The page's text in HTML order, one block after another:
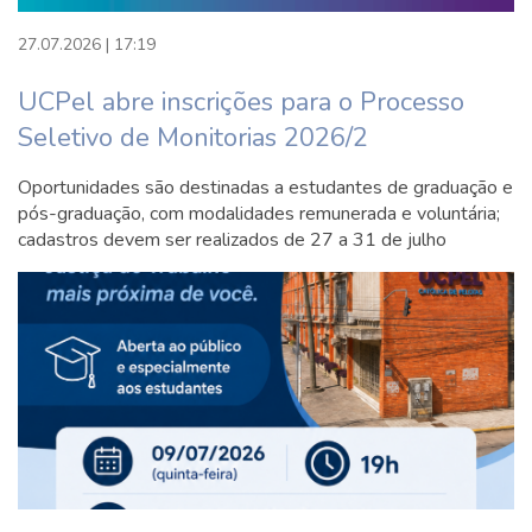
8º Semestre
60h UNIDADE CURRICULAR
EXTENSIONISTA III (UCEX - III)
30h ETICA DAS PROFISSOES
JURIDICAS
60h DIREITO CIVIL VI: TEORIA E
PRÁTICA DO DIREITO DE FAMÍLIA
60h DIREITO PROCESSUAL PENAL I:
FUNDAMENTOS E ASPECTOS
TEÓRICOS
60h DIREITO PROCESSUAL
CONSTITUCIONAL: TEORIA E
PRÁTICA DAS AÇÕES
CONSTITUCIONAIS
30h DIREITO PROCESSUAL CIVIL V:
27.07.2026 | 17:19
UCPel abre inscrições para o Processo
Seletivo de Monitorias 2026/2
Oportunidades são destinadas a estudantes de graduação e
pós-graduação, com modalidades remunerada e voluntária;
cadastros devem ser realizados de 27 a 31 de julho